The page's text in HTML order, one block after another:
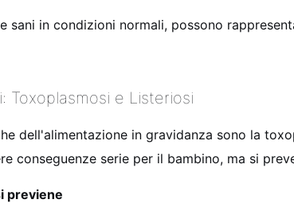
sani in condizioni normali, possono
Toxoplasmosi e Listeriosi
dell'alimentazione in gravidanza sono la
conseguenze serie per il bambino, ma si
previene